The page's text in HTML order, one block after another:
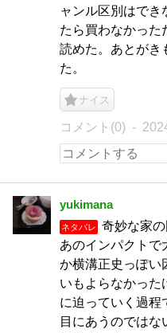
ャンル区別はで
たら買わなかった
読めた。あとがき
た。
ナイス
コメント(0)
yukimana
ネタバレ
奇妙な家
あのインパクトで
か横溝正史っぽい
いもよらなかっ
に迫っていく過程
目にあうのではな